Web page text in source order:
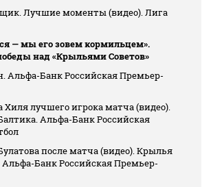
Лучшие моменты (видео). Лига
— мы его зовем кормильцем».
над «Крыльями Советов»
Альфа-Банк Российская Премьер-
лучшего игрока матча (видео).
Альфа-Банк Российская
после матча (видео). Крылья
Альфа-Банк Российская Премьер-